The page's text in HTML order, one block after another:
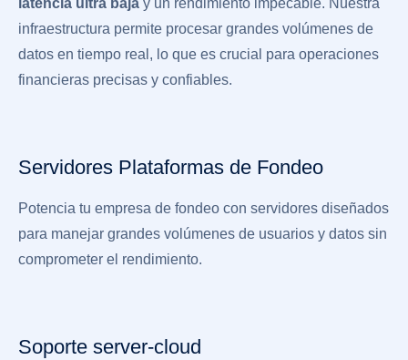
latencia ultra baja y un rendimiento impecable. Nuestra
infraestructura permite procesar grandes volúmenes de
datos en tiempo real, lo que es crucial para operaciones
financieras precisas y confiables.
Servidores Plataformas de Fondeo
Potencia tu empresa de fondeo con servidores diseñados
para manejar grandes volúmenes de usuarios y datos sin
comprometer el rendimiento.
Soporte server-cloud